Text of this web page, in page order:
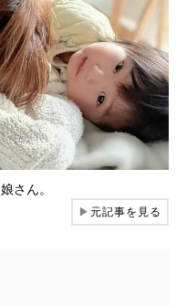
さん。
▶元記事を見る